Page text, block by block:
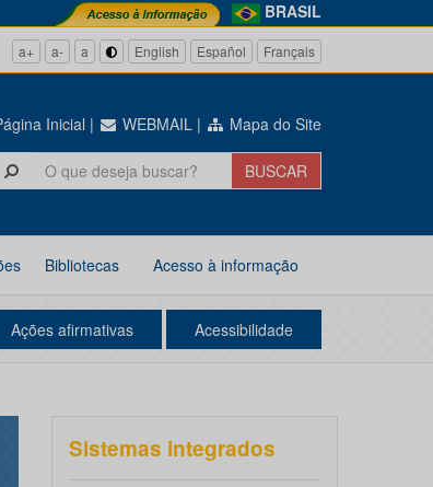
BRASIL
a+ a- a English Español Français
Inicial | WEBMAIL | Mapa do Site
Bibliotecas Acesso à informação
Ações afirmativas Acessibilidade
Sistemas integrados